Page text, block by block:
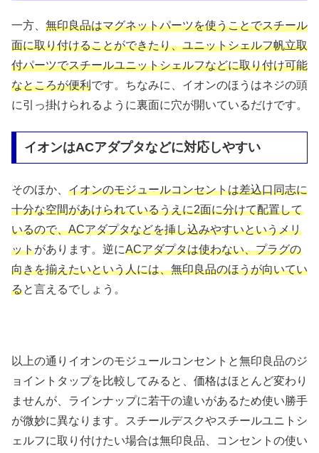
一方、 無印良品はマグネットパーツを使うことでスチール
面に取り付けることができたり、ユニットシェルフ帆立取
付パーツでスチールユニットシェルフなどに取り付け可能
なところが便利です。ちなみに、イオンのほうはネジの頭
に引っ掛けられるように裏面に穴が開いているだけです。
イオンはACアダプタなどに対応しやすい
そのほか、 イオンのモジュールコンセントは差込口同志に
十分な空間があけられているうえに2面に分けて配置して
いるので、ACアダプタなどを挿し込みやすいというメリ
ットがあります。逆にACアダプタは使わない、プラグの
向きを揃えたいという人には、無印良品のほうが向いてい
ると言えるでしょう。
以上の通りイオンのモジュールコンセントと無印良品のジ
ョイントタップを比較してみると、価格はほとんど変わり
ませんが、ラインナップに若干の違いがあるため使い勝手
が微妙に異なります。スチールデスクやスチールユニトシ
ェルフに取り付けたい場合は無印良品、コンセントの使い